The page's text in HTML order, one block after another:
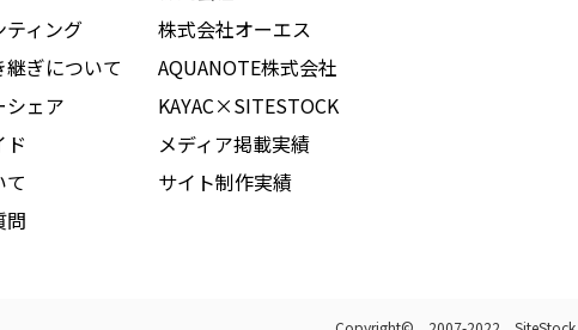
ティング
ぎについて
シェア
ド
て
問
株式会社オーエス
AQUANOTE株式会社
KAYAC×SITESTOCK
メディア掲載実績
サイト制作実績